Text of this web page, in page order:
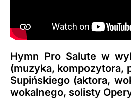
Hymn Pro Salute w
(muzyka, kompozytora,
Supińskiego (aktora,
wokalnego, solisty